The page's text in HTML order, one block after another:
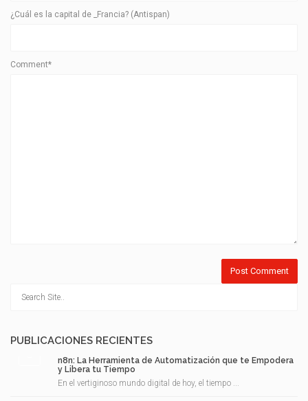
¿Cuál es la capital de _Francia? (Antispan)
Comment*
PUBLICACIONES RECIENTES
n8n: La Herramienta de Automatización que te Empodera
y Libera tu Tiempo
En el vertiginoso mundo digital de hoy, el tiempo ...